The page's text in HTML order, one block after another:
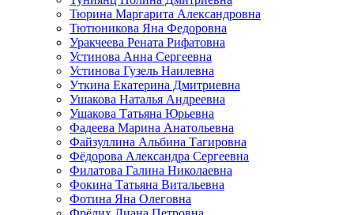
Тюрина Маргарита Александровна
Тютюникова Яна Федоровна
Уракчеева Рената Рифатовна
Устинова Анна Сергеевна
Устинова Гузель Наилевна
Уткина Екатерина Дмитриевна
Ушакова Наталья Андреевна
Ушакова Татьяна Юрьевна
Фадеева Марина Анатольевна
Файзуллина Альбина Тагировна
Фёдорова Александра Сергеевна
Филатова Галина Николаевна
Фокина Татьяна Витальевна
Фотина Яна Олеговна